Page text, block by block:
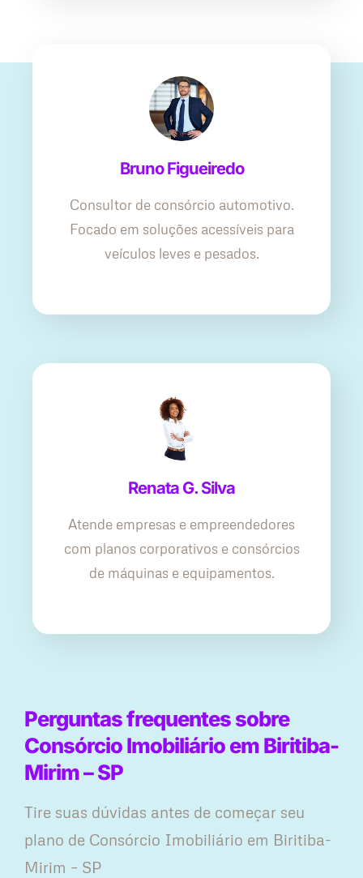
Bruno Figueiredo
Consultor de consórcio automotivo.
Focado em soluções acessíveis para
veículos leves e pesados.
Renata G. Silva
Atende empresas e empreendedores
com planos corporativos e consórcios
de máquinas e equipamentos.
Perguntas frequentes sobre
Consórcio Imobiliário em Biritiba-
Mirim – SP
Tire suas dúvidas antes de começar seu
plano ​de Consórcio Imobiliário em Biritiba-
Mirim – SP